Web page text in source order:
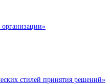
стилей принятия решений»